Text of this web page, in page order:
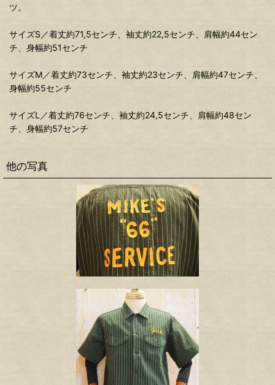
ツ。
サイズS／着丈約71,5センチ、袖丈約22,5センチ、肩幅約44セン
チ、身幅約51センチ
サイズM／着丈約73センチ、袖丈約23センチ、肩幅約47センチ、
身幅約55センチ
サイズL／着丈約76センチ、袖丈約24,5センチ、肩幅約48セン
チ、身幅約57センチ
他の写真